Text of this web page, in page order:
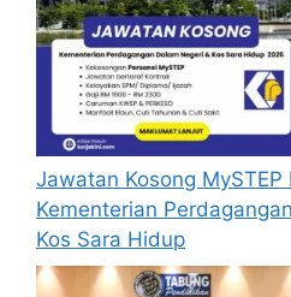
mengisi segala
dengan lengkap
Perlu diingatkan,
layak sahaja akan
temuduga. Sila
kemaskini
didaftarkan.
menerima
bulandari tarikh
menganggap
Jawatan Kosong MySTEP
Kementerian
Kos Sara Hidup